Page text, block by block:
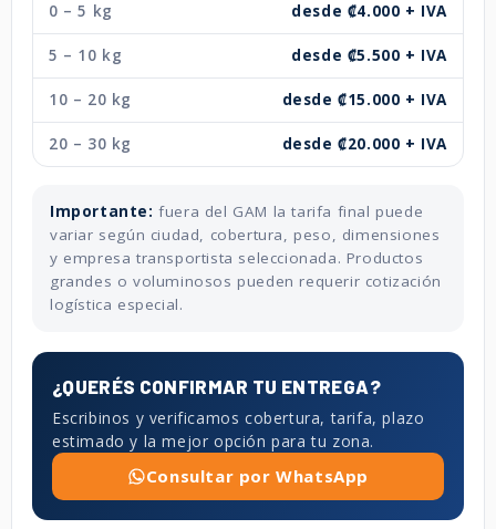
0 – 5 kg desde ₡4.000 + IVA
5 – 10 kg desde ₡5.500 + IVA
10 – 20 kg desde ₡15.000 + IVA
20 – 30 kg desde ₡20.000 + IVA
Importante: fuera del GAM la tarifa final puede
variar según ciudad, cobertura, peso, dimensiones
y empresa transportista seleccionada. Productos
grandes o voluminosos pueden requerir cotización
logística especial.
¿QUERÉS CONFIRMAR TU ENTREGA?
Escribinos y verificamos cobertura, tarifa, plazo
estimado y la mejor opción para tu zona.
Consultar por WhatsApp